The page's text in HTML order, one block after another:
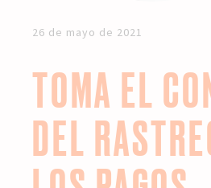
26 de mayo de 2021
TOMA EL
DEL